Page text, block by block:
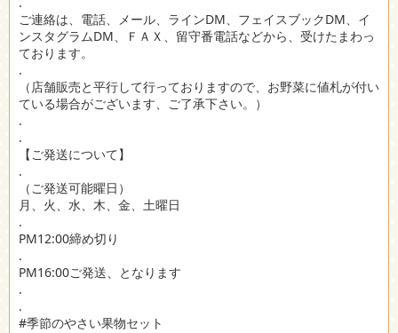
ご連絡は、電話、メール、ラインDM、フェイスブックDM、イ
ンスタグラムDM、ＦＡＸ、留守番電話などから、受けたまわっ
ております。
.
（店舗販売と平行して行っておりますので、お野菜に値札が付い
ている場合がございます、ご了承下さい。）
.
.
【ご発送について】
.
（ご発送可能曜日）
月、火、水、木、金、土曜日
.
PM12:00締め切り
.
PM16:00ご発送、となります
.
.
#季節のやさい果物セット